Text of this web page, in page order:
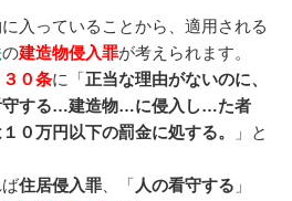
入っていることから、適用される
の建造物侵入罪が考えられます。
０条に「正当な理由がないのに、
守する…建造物…に侵入し…た者
０万円以下の罰金に処する。
」と
ば住居侵入罪 、「 人の看守する 」